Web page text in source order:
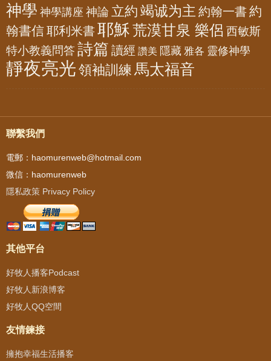
神學 神學講座 神論 立約 竭诚为主 約翰一書 約
翰書信耶利米書 耶穌荒漠甘泉 樂侶 西敏斯
特小教義問答詩篇 讀經 讚美 隱藏 雅各 靈修神學
靜夜亮光 領袖訓練 馬太福音
聯繫我們
電郵：haomurenweb@hotmail.com
微信：haomurenweb
隱私政策 Privacy Policy
其他平台
好牧人播客Podcast
好牧人新浪博客
好牧人QQ空間
友情鍊接
擁抱幸福生活播客